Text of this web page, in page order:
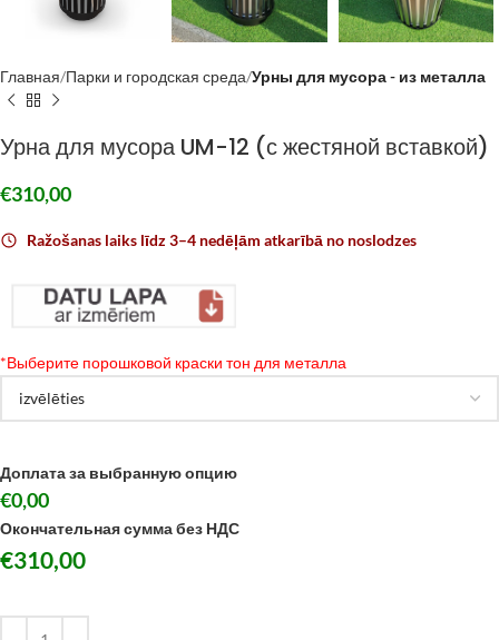
Главная Парки и городская среда Урны для мусора - из металла
Урна для мусора UM-12 (с жестяной вставкой)
€310,00
Ražošanas laiks līdz 3–4 nedēļām atkarībā no noslodzes
*Выберите порошковой краски тон для металла
Доплата за выбранную опцию
€0,00
Окончательная сумма без НДС
€310,00